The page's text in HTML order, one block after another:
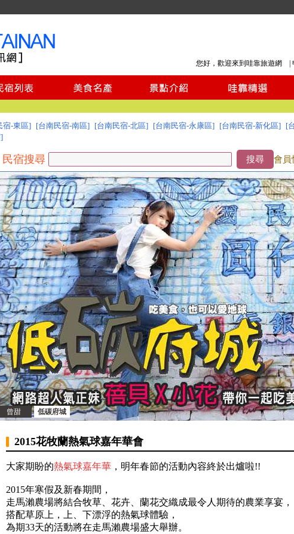
您好，歡迎來到哇靠旅遊網 |
宿-東區] [台南民宿-南區] [台南民宿-北區] [台南民宿-永康區] [台南民宿-新化區] [
曾甜 低碳府城
民宿搜尋 搜尋 會員
2015花牧蘭熱氣球嘉年華會
大家期盼的熱氣球嘉年華 ，明年春節的活動內容終於出爐啦!!
2015年寒假及新春期間，
走馬瀨農場將結合牧草、花卉、蘭花交織成最令人期待的農業享宴，
搭配草原上，上、下漂浮的熱氣球體驗，
為期33天的活動將在走馬瀨農場盛大舉辦。